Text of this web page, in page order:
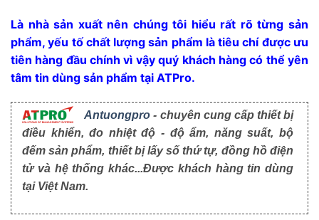
Là nhà sản xuất nên chúng tôi hiểu rất rõ từng sản
phẩm, yếu tố chất lượng sản phẩm là tiêu chí được ưu
tiên hàng đầu chính vì vậy quý khách hàng có thể yên
tâm tin dùng sản phẩm tại ATPro.
Antuongpro - chuyên cung cấp thiết bị
điều khiển, đo nhiệt độ - độ ẩm, năng suất, bộ
đếm sản phẩm, thiết bị lấy số thứ tự, đồng hồ điện
tử và hệ thống khác...Được khách hàng tin dùng
tại Việt Nam.